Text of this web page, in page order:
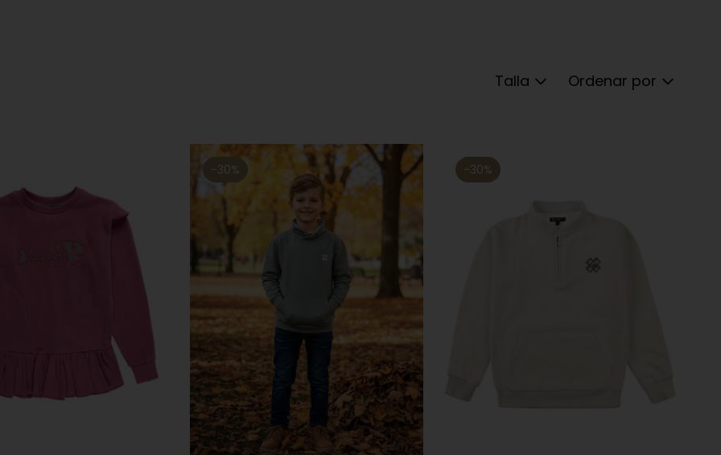
Talla Ordenar por
-30% -30%